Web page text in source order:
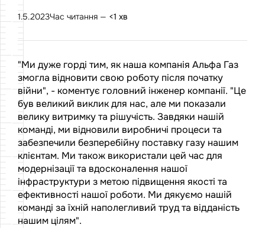
1.5.2023Час читання — <1 хв
"Ми дуже горді тим, як наша компанія Альфа Газ
змогла відновити свою роботу після початку
війни", - коментує головний інженер компанії. "Це
був великий виклик для нас, але ми показали
велику витримку та рішучість. Завдяки нашій
команді, ми відновили виробничі процеси та
забезпечили безперебійну поставку газу нашим
клієнтам. Ми також використали цей час для
модернізації та вдосконалення нашої
інфраструктури з метою підвищення якості та
ефективності нашої роботи. Ми дякуємо нашій
команді за їхній наполегливий труд та відданість
нашим цілям".